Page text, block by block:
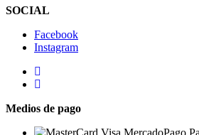
SOCIAL
Facebook
Instagram
Medios de pago